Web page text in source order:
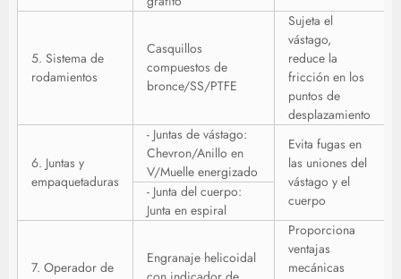
5. Sistema de
rodamientos
Casquillos
compuestos de
bronce/SS/PTFE
Sujeta el
vástago,
reduce la
fricción en los
puntos de
desplazamiento
6. Juntas y
empaquetaduras
- Juntas de vástago:
Chevron/Anillo en
V/Muelle energizado
Evita fugas en
las uniones del
vástago y el
cuerpo
- Junta del cuerpo:
Junta en espiral
7. Operador de
Engranaje helicoidal
Proporciona
ventajas
mecánicas